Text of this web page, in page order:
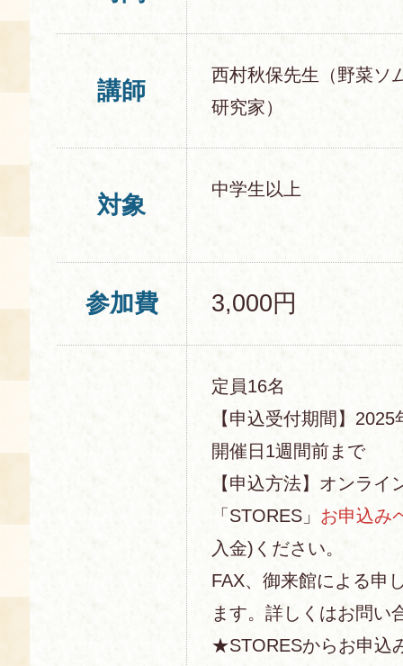
講師
西村秋保先生（野菜ソ
研究家）
対象
中学生以上
参加費 3,000円
定員16名
【申込受付期間】
開催日1週間前まで
【申込方法】オンライ
「STORES」 お申込み
入金)ください。
FAX、御来館による申
ます。詳しくはお問い
★STORESからお申込